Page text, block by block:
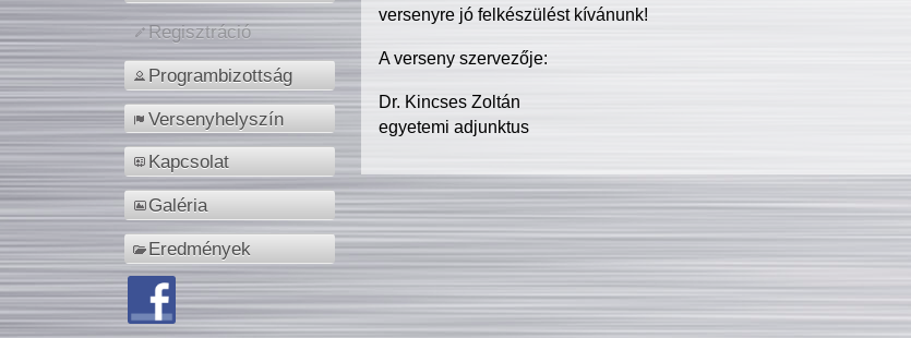
Regisztráció
Programbizottság
Versenyhelyszín
Kapcsolat
Galéria
Eredmények
versenyre jó felkészülést kívánunk!
A verseny szervezője:
Dr. Kincses Zoltán
egyetemi adjunktus